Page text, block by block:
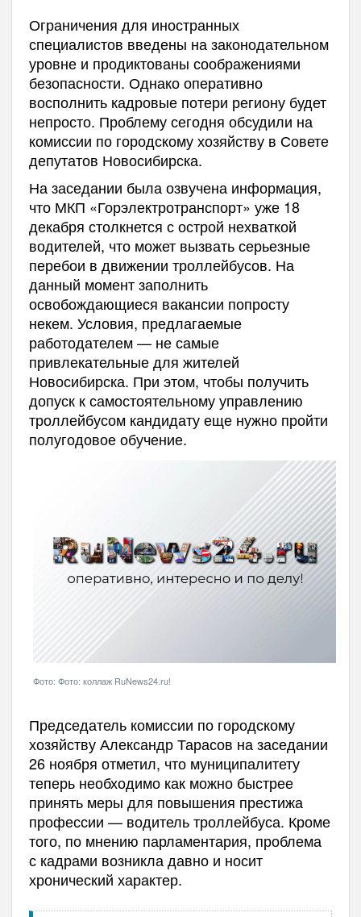
Ограничения для иностранных
специалистов введены на законодательном
уровне и продиктованы соображениями
безопасности. Однако оперативно
восполнить кадровые потери региону будет
непросто. Проблему сегодня обсудили на
комиссии по городскому хозяйству в Совете
депутатов Новосибирска.
На заседании была озвучена информация,
что МКП «Горэлектротранспорт» уже 18
декабря столкнется с острой нехваткой
водителей, что может вызвать серьезные
перебои в движении троллейбусов. На
данный момент заполнить
освобождающиеся вакансии попросту
некем. Условия, предлагаемые
работодателем — не самые
привлекательные для жителей
Новосибирска. При этом, чтобы получить
допуск к самостоятельному управлению
троллейбусом кандидату еще нужно пройти
полугодовое обучение.
Фото: Фото: коллаж RuNews24.ru!
Председатель комиссии по городскому
хозяйству Александр Тарасов на заседании
26 ноября отметил, что муниципалитету
теперь необходимо как можно быстрее
принять меры для повышения престижа
профессии — водитель троллейбуса. Кроме
того, по мнению парламентария, проблема
с кадрами возникла давно и носит
хронический характер.